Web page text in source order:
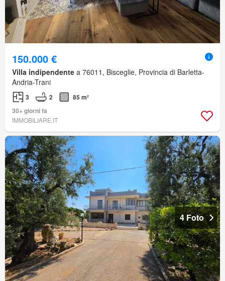
150.000 €
Villa indipendente a 76011, Bisceglie, Provincia di Barletta-
Andria-Trani
3 2
85 m²
30+ giorni fa
IMMOBILIARE.IT
4 Foto